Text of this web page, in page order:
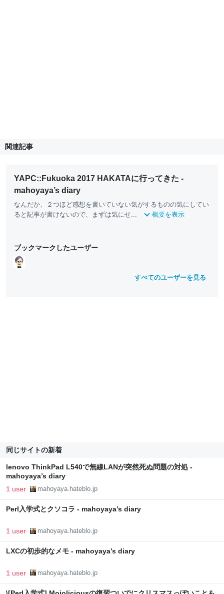
関連記事
YAPC::Fukuoka 2017 HAKATAに行ってきた -
mahoyaya’s diary
なんだか、２つほど感想を書いていない気がするものの気にしてい
ると記事が書けないので、まずは気にせ...
概要を表示
ブックマークしたユーザー
すべてのユーザーを見る
同じサイトの新着
lenovo ThinkPad L540で無線LANが突然死ぬ問題の対処 -
mahoyaya’s diary
1 user mahoyaya.hateblo.jp
Perl入学式とクソコラ - mahoyaya’s diary
1 user mahoyaya.hateblo.jp
LXCの初歩的なメモ - mahoyaya’s diary
1 user mahoyaya.hateblo.jp